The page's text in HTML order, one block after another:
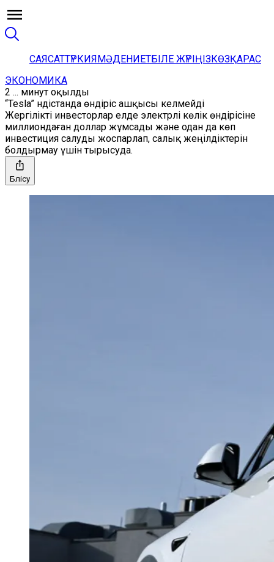
САЯСАТТҮРКИЯМӘДЕНИЕТБІЛЕ ЖҮРІҢІЗКӨЗҚАРАС
ЭКОНОМИКА
2 ... минут оқылды
“Tesla” Үндістанда өндіріс ашқысы келмейді
Жергілікті инвесторлар елде электрлі көлік өндірісіне
миллиондаған доллар жұмсады және одан да көп
инвестиция салуды жоспарлап, салық жеңілдіктерін
болдырмау үшін тырысуда.
Бөлісу